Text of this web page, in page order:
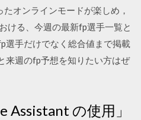
オンラインモードが楽しめ，
ける、今週の最新fp選手一覧と
選手だけでなく総合値まで掲載
来週のfp予想を知りたい方はぜ
Assistant の使用」